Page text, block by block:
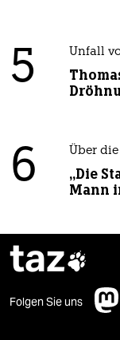
5 Unfall
6 Über
„Die
Mann
taz
Folgen Sie uns